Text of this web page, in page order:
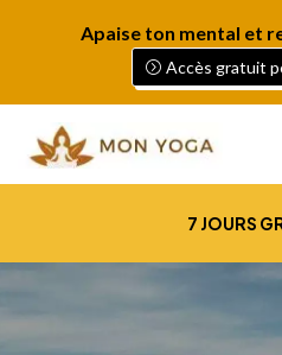
Apaise ton mental et
Accès gratuit
7 JOURS